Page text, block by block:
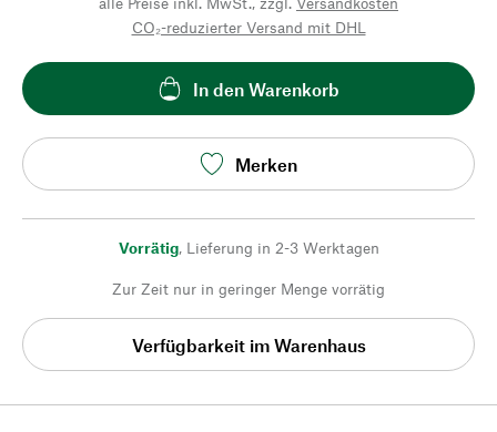
CO₂-reduzierter Versand mit DHL
In den Warenkorb
Merken
Vorrätig, Lieferung in 2-3 Werktagen
Zur Zeit nur in geringer Menge vorrätig
Verfügbarkeit im Warenhaus